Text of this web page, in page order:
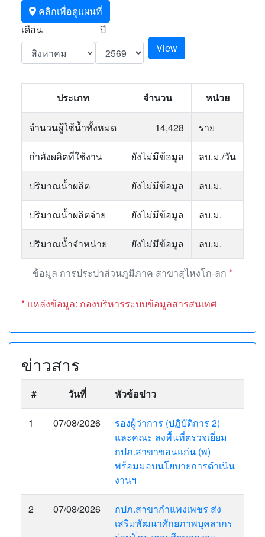
คลิกเพื่อดูแผนที่
เดือน
ปี
View
ข้อมูล การประปาส่วนภูมิภาค สาขาสุไหงโก-ลก *
ประเภท จำนวน หน่วย
จำนวนผู้ใช้น้ำทั้งหมด 14,428 ราย
กำลังผลิตที่ใช้งาน ยังไม่มีข้อมูล ลบ.ม./วัน
ปริมาณน้ำผลิต ยังไม่มีข้อมูล ลบ.ม.
ปริมาณน้ำผลิตจ่าย ยังไม่มีข้อมูล ลบ.ม.
ปริมาณน้ำจำหน่าย ยังไม่มีข้อมูล ลบ.ม.
* แหล่งข้อมูล: กองบริหารระบบข้อมูลสารสนเทศ
ข่าวสาร
# วันที่ หัวข้อข่าว
1 07/08/2026
รองผู้ว่าการ (ปฏิบัติการ 2)
และคณะ ลงพื้นที่ตรวจเยี่ยม
กปภ.สาขาขอนแก่น (พ)
พร้อมมอบนโยบายการดำเนิน
งานฯ
2 07/08/2026
กปภ.สาขากำแพงเพชร ส่ง
เสริมพัฒนาศักยภาพบุคลากร